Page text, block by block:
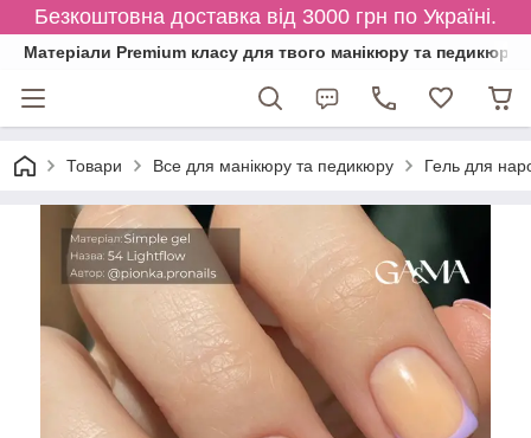
Безкоштовна доставка від 3000 грн по Україні.
Матеріали Premium класу для твого манікюру та педикюру
Товари Все для манікюру та педикюру Гель для